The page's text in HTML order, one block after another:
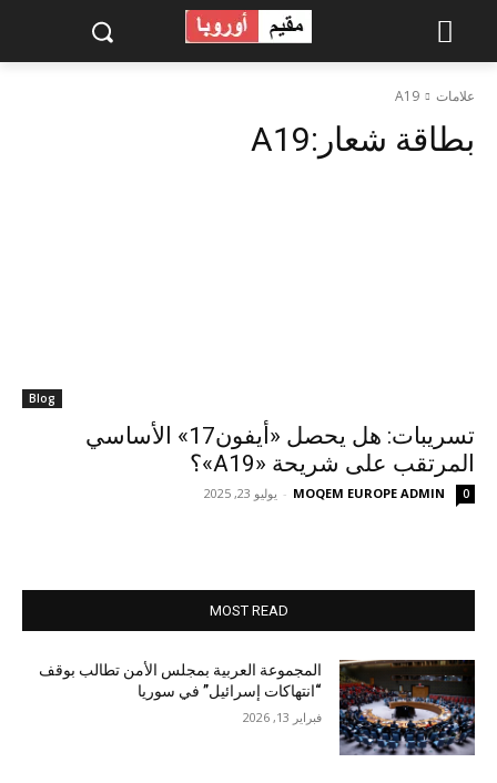
علامات A19
بطاقة شعار:A19
Blog
تسريبات: هل يحصل «أيفون17» الأساسي
المرتقب على شريحة «A19»؟
MOQEM EUROPE ADMIN
- يوليو 23, 2025 0
MOST READ
المجموعة العربية بمجلس الأمن تطالب بوقف
“انتهاكات إسرائيل” في سوريا
فبراير 13, 2026